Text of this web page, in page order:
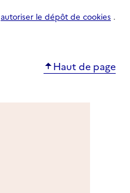
autoriser le dépôt de cookies .
Haut de page